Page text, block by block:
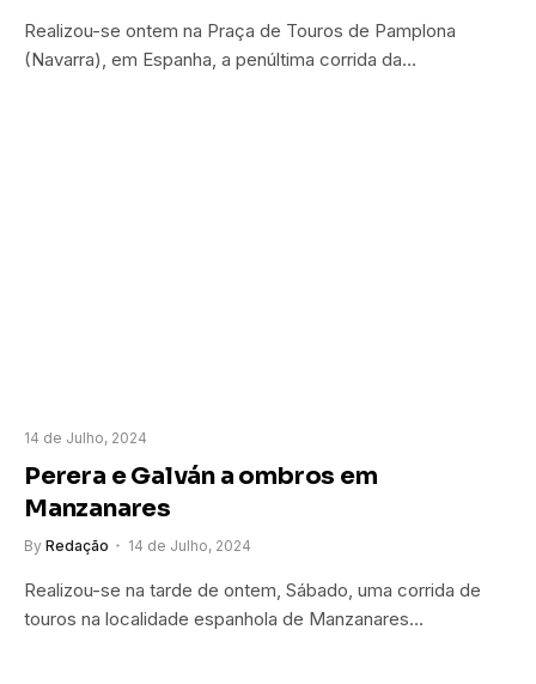
Realizou-se ontem na Praça de Touros de Pamplona
(Navarra), em Espanha, a penúltima corrida da…
14 de Julho, 2024
Perera e Galván a ombros em
Manzanares
By Redação 14 de Julho, 2024
Realizou-se na tarde de ontem, Sábado, uma corrida de
touros na localidade espanhola de Manzanares…